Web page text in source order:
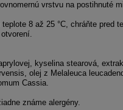
vrstvu na postihnuté
8 až 25 °C, chráňte pred
kyselina stearová,
olej z Melaleuca
Cassia.
známe alergény.